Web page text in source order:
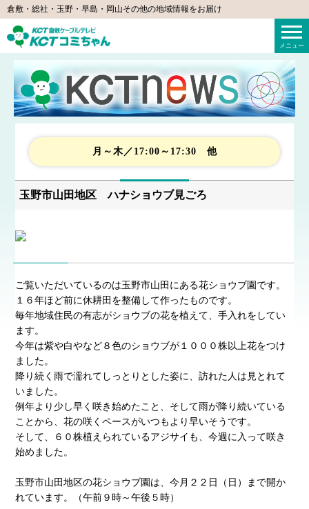
倉敷・総社・玉野・早島・岡山その他の地域情報をお届け
KCTコミちゃん（倉敷ケーブルテレビ）
メニュー
月～木／17:00～17:30 他
玉野市山田地区 ハナショウブ見ごろ
ご覧いただいているのは玉野市山田にある花ショウブ園です。
１６年ほど前に休耕田を整備して作ったものです。
毎年地域住民の有志がショウブの花を植えて、手入れをしてい
ます。
今年は紫や白やなど８色のショウブが１０００株以上花をつけ
ました。
降り続く雨で濡れてしっとりとした姿に、訪れた人は見とれて
いました。
例年より少し早く咲き始めたこと、そして雨が降り続いている
ことから、花の咲くペースがいつもより早いそうです。
そして、６０株植えられているアジサイも、今週に入って咲き
始めました。
玉野市山田地区の花ショウブ園は、今月２２日（日）まで開か
れています。（午前９時～午後５時）